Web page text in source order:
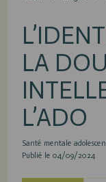
LA
L’ADO
Santé mentale
Publié le 04/09/2024